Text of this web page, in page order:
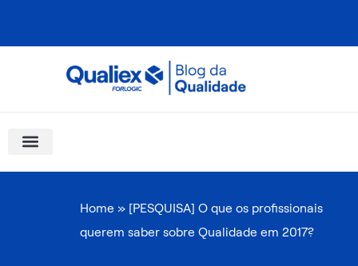
Home » [PESQUISA] O que os profissionais
querem saber sobre Qualidade em 2017?